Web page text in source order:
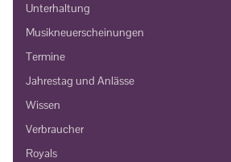
Unterhaltung
Musikneuerscheinungen
Termine
Jahrestag und Anlässe
Wissen
Verbraucher
Royals